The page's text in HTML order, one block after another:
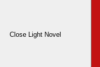
Close Light Novel